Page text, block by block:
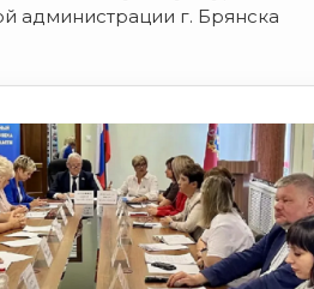
администрации г. Брянска